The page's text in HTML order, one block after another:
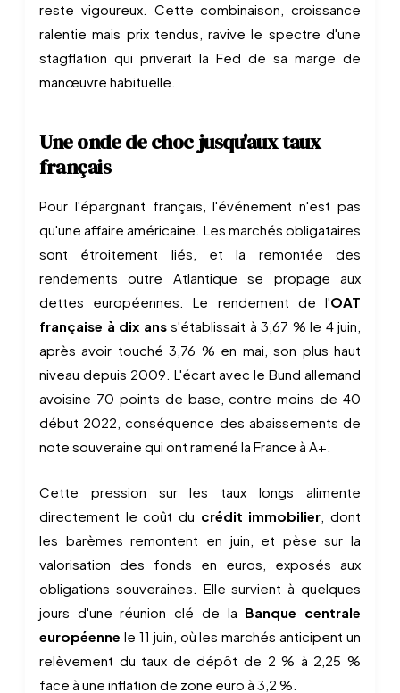
reste vigoureux. Cette combinaison, croissance
ralentie mais prix tendus, ravive le spectre d'une
stagflation qui priverait la Fed de sa marge de
manœuvre habituelle.
Une onde de choc jusqu'aux taux
français
Pour l'épargnant français, l'événement n'est pas
qu'une affaire américaine. Les marchés obligataires
sont étroitement liés, et la remontée des
rendements outre Atlantique se propage aux
dettes européennes. Le rendement de l'OAT
française à dix anss'établissait à 3,67 % le 4 juin,
après avoir touché 3,76 % en mai, son plus haut
niveau depuis 2009. L'écart avec le Bund allemand
avoisine 70 points de base, contre moins de 40
début 2022, conséquence des abaissements de
note souveraine qui ont ramené la France à A+.
Cette pression sur les taux longs alimente
directement le coût du crédit immobilier, dont
les barèmes remontent en juin, et pèse sur la
valorisation des fonds en euros, exposés aux
obligations souveraines. Elle survient à quelques
jours d'une réunion clé de la Banque centrale
européenne le 11 juin, où les marchés anticipent un
relèvement du taux de dépôt de 2 % à 2,25 %
face à une inflation de zone euro à 3,2 %.